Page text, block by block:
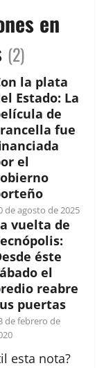
en
(2)
la plata
Estado: La
de
fue
el
de agosto de 2025
vuelta de
éste
el
reabre
puertas
de febrero de
esta nota?